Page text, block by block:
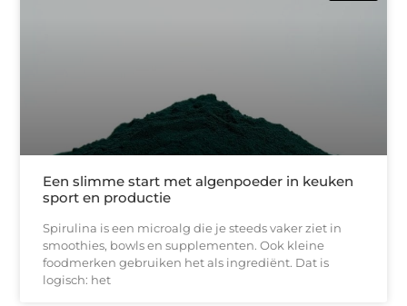
Een slimme start met algenpoeder in keuken
sport en productie
Spirulina is een microalg die je steeds vaker ziet in
smoothies, bowls en supplementen. Ook kleine
foodmerken gebruiken het als ingrediënt. Dat is
logisch: het